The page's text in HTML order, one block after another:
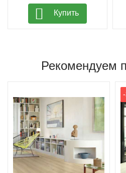
Купить
Рекомендуем